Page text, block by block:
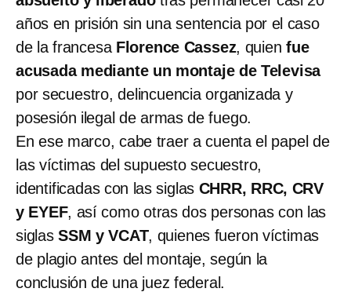
años en prisión sin una sentencia por el caso
de la francesa Florence Cassez, quienfue
acusada mediante un montaje de Televisa
por secuestro, delincuencia organizada y
posesión ilegal de armas de fuego.
En ese marco, cabe traer a cuenta el papel de
las víctimas del supuesto secuestro,
identificadas con las siglas CHRR, RRC, CRV
y EYEF, así como otras dos personas con las
siglasSSM y VCAT, quienes fueron víctimas
de plagio antes del montaje, según la
conclusión de una juez federal.